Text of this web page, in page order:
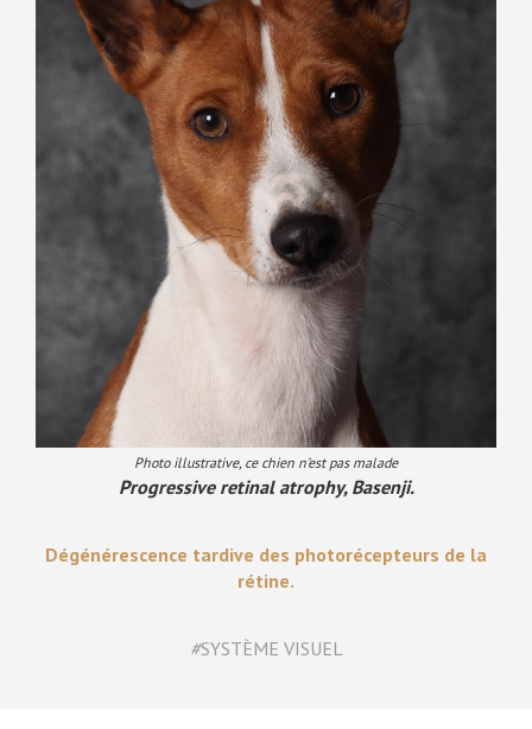
Photo illustrative, ce chien n’est pas malade
Progressive retinal atrophy, Basenji.
Dégénérescence tardive des photorécepteurs de la
rétine.
#SYSTÈME VISUEL